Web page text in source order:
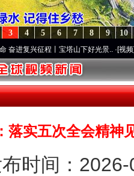
10
9
8
7
6
5
4
3
征程丨宝塔山下好光景..·[视频]因党而
落实五次全会精神
时间：